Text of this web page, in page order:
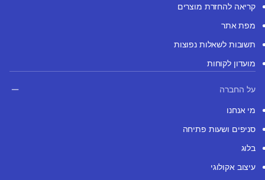
קריאה להחזרת מוצרים
מפת אתר
תשובות לשאלות נפוצות
מועדון לקוחות
על החברה
מי אנחנו
סניפים ושעות פתיחה
בלוג
עיצוב אקולוגי